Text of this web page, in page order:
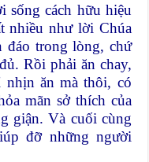
sống cách hữu hiệu
nhiều như lời Chúa
đáo trong lòng, chứ
Rồi phải ăn chay,
ăn mà thôi, có
mãn sở thích của
giận. Và cuối cùng
đỡ những người